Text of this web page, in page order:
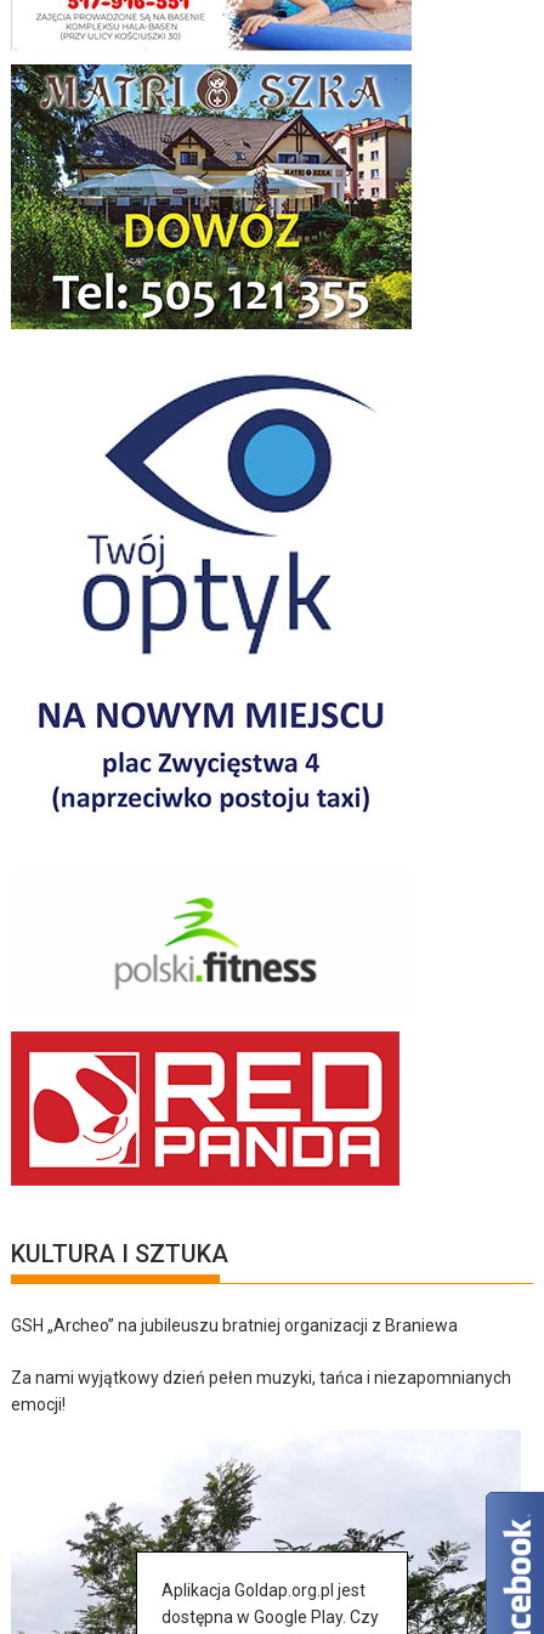
KULTURA I SZTUKA
GSH „Archeo” na jubileuszu bratniej organizacji z Braniewa
Za nami wyjątkowy dzień pełen muzyki, tańca i niezapomnianych
emocji!
Aplikacja Goldap.org.pl jest
dostępna w Google Play. Czy